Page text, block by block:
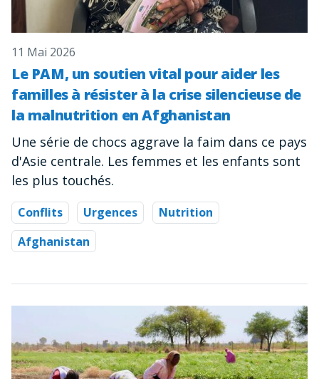
11 Mai 2026
Le PAM, un soutien vital pour aider les
familles à résister à la crise silencieuse de
la malnutrition en Afghanistan
Une série de chocs aggrave la faim dans ce pays
d'Asie centrale. Les femmes et les enfants sont
les plus touchés.
Conflits Urgences
Nutrition
Afghanistan